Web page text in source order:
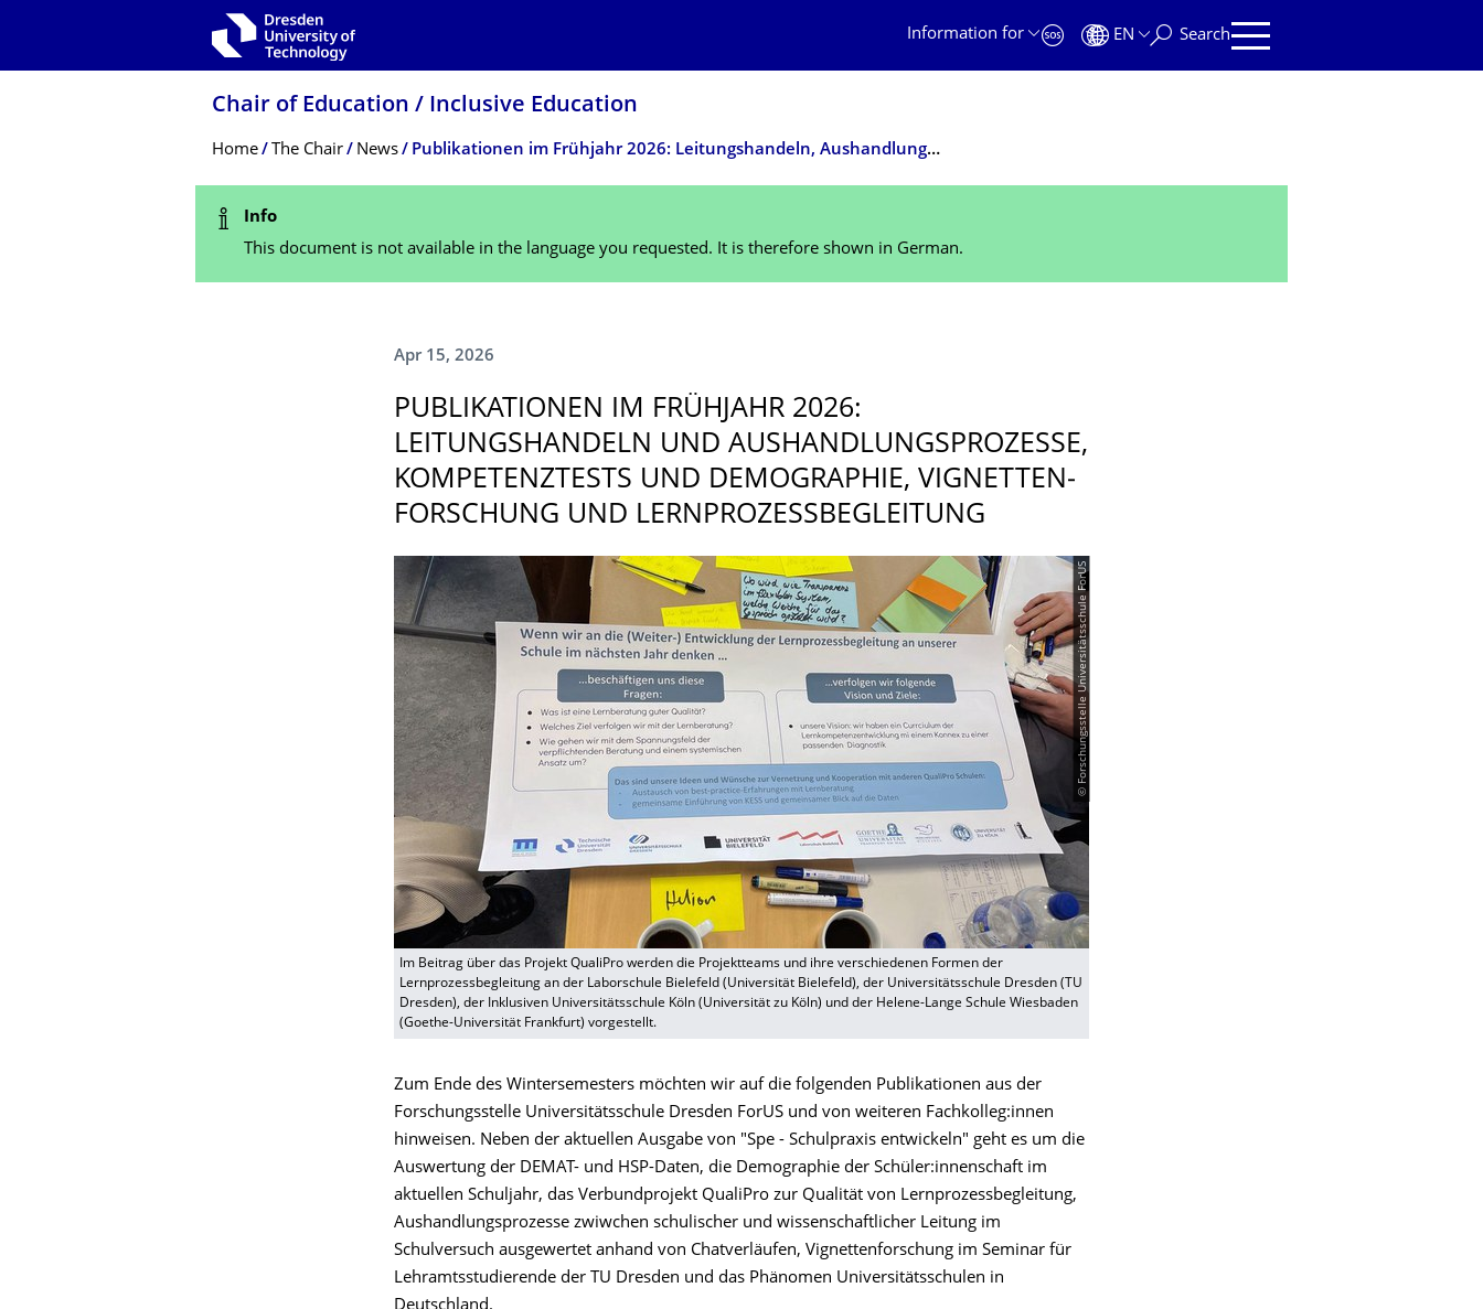
Information for
EN Search
Chair of Education / Inclusive Education
Breadcrumb Menu
Home The Chair News Publikationen im Frühjahr 2026: Leitungshandeln, Aushandlungsprozesse, Kompetenztests, Demo­gra­phie, Lernprozess­begleitung und Vignetten­forschung
Status Message
Info
This document is not available in the language you requested. It is therefore shown in German.
Apr 15, 2026
PUBLIKATIONEN IM FRÜHJAHR 2026:
LEITUNGSHANDELN UND AUSHANDLUNGS­PROZESSE,
KOMPETENZTESTS UND DEMOGRAPHIE, VIGNETTEN­
FORSCHUNG UND LERNPROZESSBEG­LEITUNG
© Forschungsstelle Universitätsschule ForUS
Im Beitrag über das Projekt QualiPro werden die Projektteams und ihre verschiedenen Formen der
Lernprozessbegleitung an der Laborschule Bielefeld (Universität Bielefeld), der Universitätsschule Dresden (TU
Dresden), der Inklusiven Universitätsschule Köln (Universität zu Köln) und der Helene-Lange Schule Wiesbaden
(Goethe-Universität Frankfurt) vorgestellt.
Zum Ende des Wintersemesters möchten wir auf die folgenden Publikationen aus der
Forschungsstelle Universitätsschule Dresden ForUS und von weiteren Fachkolleg:innen
hinweisen. Neben der aktuellen Ausgabe von "Spe - Schulpraxis entwickeln" geht es um die
Auswertung der DEMAT- und HSP-Daten, die Demographie der Schüler:innenschaft im
aktuellen Schuljahr, das Verbundprojekt QualiPro zur Qualität von Lernprozessbegleitung,
Aushandlungsprozesse zwiwchen schulischer und wissenschaftlicher Leitung im
Schulversuch ausgewertet anhand von Chatverläufen, Vignettenforschung im Seminar für
Lehramtsstudierende der TU Dresden und das Phänomen Universitätsschulen in